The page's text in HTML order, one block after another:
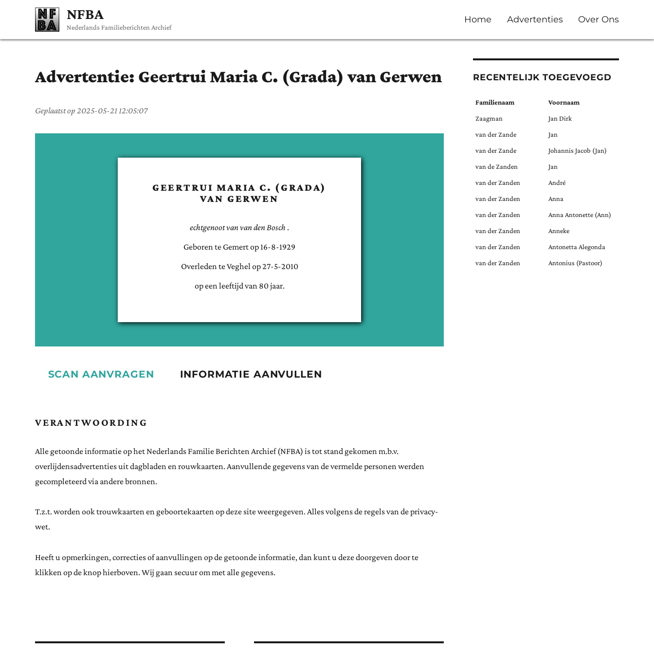
NFBA
Nederlands Familieberichten Archief
Home Advertenties Over Ons
Advertentie: Geertrui Maria C. (Grada) van Gerwen
Geplaatst op 2025-05-21 12:05:07
GEERTRUI MARIA C. (GRADA)
VAN GERWEN
echtgenoot vanvan den Bosch .
Geboren te Gemertop 16-8-1929
Overleden teVeghel op27-5-2010
op een leeftijd van 80jaar.
SCAN AANVRAGEN INFORMATIE AANVULLEN
VERANTWOORDING
Alle getoonde informatie op het Nederlands Familie Berichten Archief (NFBA) is tot stand gekomen m.b.v.
overlijdensadvertenties uit dagbladen en rouwkaarten. Aanvullende gegevens van de vermelde personen werden
gecompleteerd via andere bronnen.
T.z.t. worden ook trouwkaarten en geboortekaarten op deze site weergegeven. Alles volgens de regels van de privacy-
wet.
Heeft u opmerkingen, correcties of aanvullingen op de getoonde informatie, dan kunt u deze doorgeven door te
klikken op de knop hierboven. Wij gaan secuur om met alle gegevens.
RECENTELIJK TOEGEVOEGD
Familienaam Voornaam
Zaagman Jan Dirk
van der Zande Jan
van der Zande Johannis Jacob (Jan)
van de Zanden Jan
van der Zanden André
van der Zanden Anna
van der Zanden Anna Antonette (Ann)
van der Zanden Anneke
van der Zanden Antonetta Alegonda
van der Zanden Antonius (Pastoor)